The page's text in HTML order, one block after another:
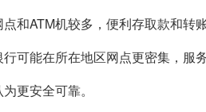
和ATM机较多，便利存取款和转账
可能在所在地区网点更密集，服
更安全可靠。